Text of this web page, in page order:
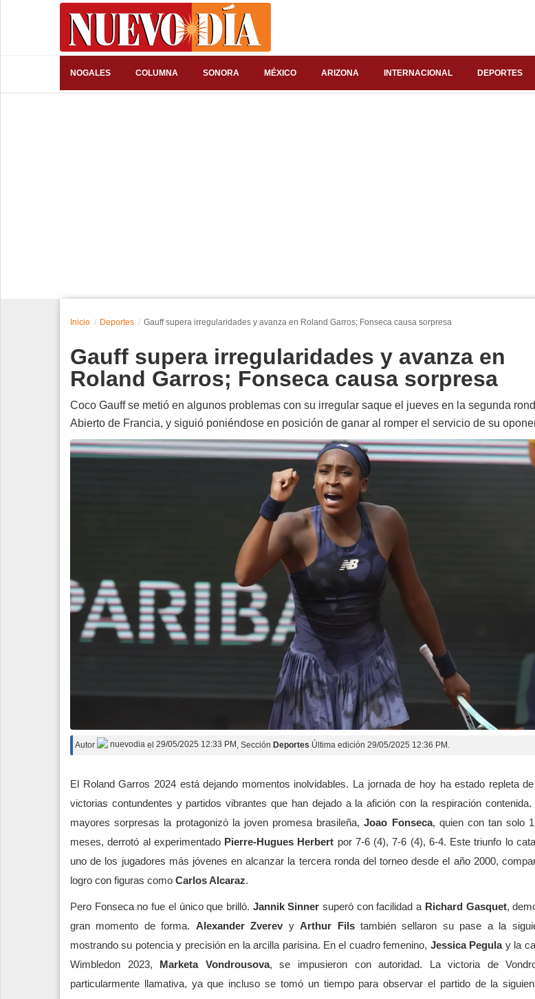
NOGALES COLUMNA SONORA MÉXICO ARIZONA INTERNACIONAL DEPORTES
Edición Impresa
Inicio Deportes Gauff supera irregularidades y avanza en Roland Garros; Fonseca causa sorpresa
Gauff supera irregularidades y avanza en
Roland Garros; Fonseca causa sorpresa
Coco Gauff se metió en algunos problemas con su irregular saque el jueves en la segunda
Abierto de Francia, y siguió poniéndose en posición de ganar al romper el servicio de su
Autor nuevodia el 29/05/2025 12:33 PM , Sección Deportes Última edición 29/05/2025 12:36 PM.
El Roland Garros 2024 está dejando momentos inolvidables. La jornada de hoy ha estado repleta
victorias contundentes y partidos vibrantes que han dejado a la afición con la respiración
mayores sorpresas la protagonizó la joven promesa brasileña,Joao Fonseca, quien con tan solo
meses, derrotó al experimentado Pierre-Hugues Herbert por 7-6 (4), 7-6 (4), 6-4. Este triunfo lo
uno de los jugadores más jóvenes en alcanzar la tercera ronda del torneo desde el año 2000,
logro con figuras como Carlos Alcaraz.
Pero Fonseca no fue el único que brilló. Jannik Sinner superó con facilidad a Richard Gasquet,
gran momento de forma. Alexander Zverev yArthur Filstambién sellaron su pase a la
mostrando su potencia y precisión en la arcilla parisina. En el cuadro femenino, Jessica Pegulay la
Wimbledon 2023, Marketa Vondrousova, se impusieron con autoridad. La victoria de
particularmente llamativa, ya que incluso se tomó un tiempo para observar el partido de la